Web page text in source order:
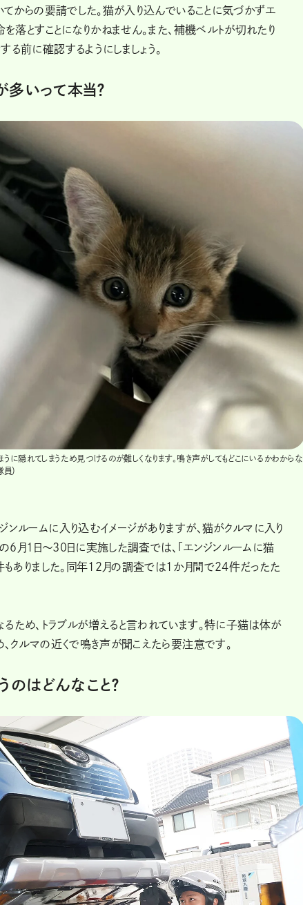
てからの要請でした。猫が入り込んでいることに気づかずエ
落とすことになりかねません。また、補機ベルトが切れたり
前に確認するようにしましょう。
いって本当？
隠れてしまうため見つけるのが難しくなります。鳴き声がしてもどこにいるかわからな
）
ルームに入り込むイメージがありますが、猫がクルマに入り
6月1日～30日に実施した調査では、「エンジンルームに猫
ありました。同年12月の調査では1か月間で24件だったた
め、トラブルが増えると言われています。特に子猫は体が
クルマの近くで鳴き声が聞こえたら要注意です。
はどんなこと？